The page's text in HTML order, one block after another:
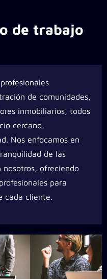
de trabajo
de comunidades,
inmobiliarios, todos
cercano,
Nos enfocamos en
de las
nosotros, ofreciendo
para
cada cliente.